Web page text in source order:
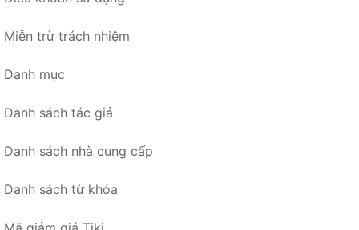
Miễn trừ trách nhiệm
Danh mục
Danh sách tác giả
Danh sách nhà cung cấp
Danh sách từ khóa